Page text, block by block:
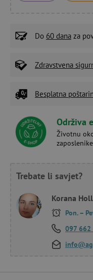
Do 60 dana za
Zdravstvena
Besplatna
Održiva
Životnu
Trebate li savjet?
Korana
Pon. –
097 662